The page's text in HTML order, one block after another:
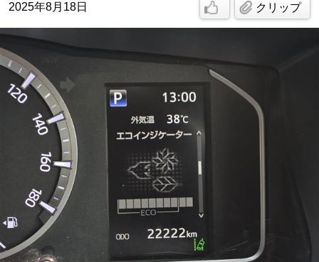
2025年8月18日 クリップ